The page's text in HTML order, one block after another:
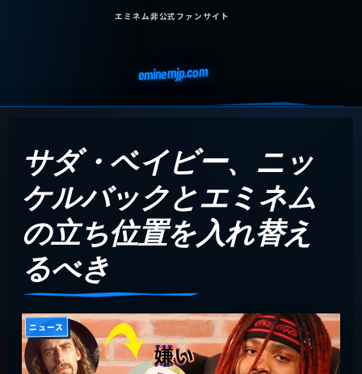
エミネム非公式ファンサイト
eminemjp.com
サダ・ベイビー、ニッ
ケルバックとエミネム
の立ち位置を入れ替え
るべき
ニュース